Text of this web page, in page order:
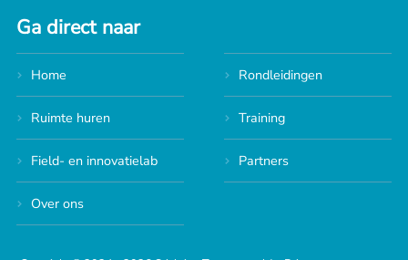
Ga direct naar
Home Rondleidingen
Ruimte huren Training
Field- en innovatielab Partners
Over ons